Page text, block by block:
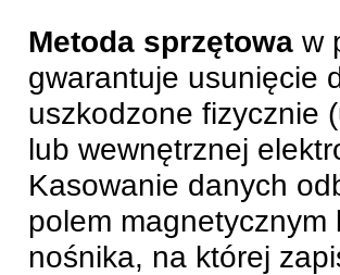
Metoda sprzętowa w
gwarantuje usunięcie
uszkodzone fizycznie
lub wewnętrznej
Kasowanie danych
polem
nośnika, na której